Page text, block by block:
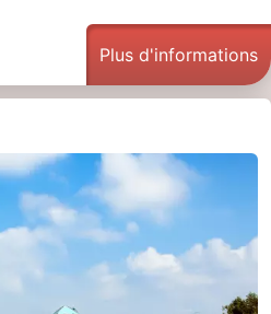
Plus d'informations